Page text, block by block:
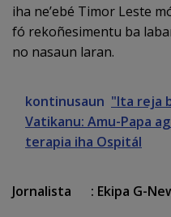
iha ne’ebé Timor Leste
fó rekoñesimentu ba
no nasaun laran.
kontinusaun "Ita reja
Vatikanu: Amu-Papa
terapia iha Ospitál
Jornalista : Ekipa G-